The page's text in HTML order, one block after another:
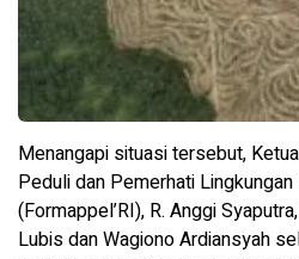
Menangapi situasi tersebut,
Peduli dan Pemerhati
(Formappel’RI), R. Anggi
Lubis dan Wagiono Ardiansyah